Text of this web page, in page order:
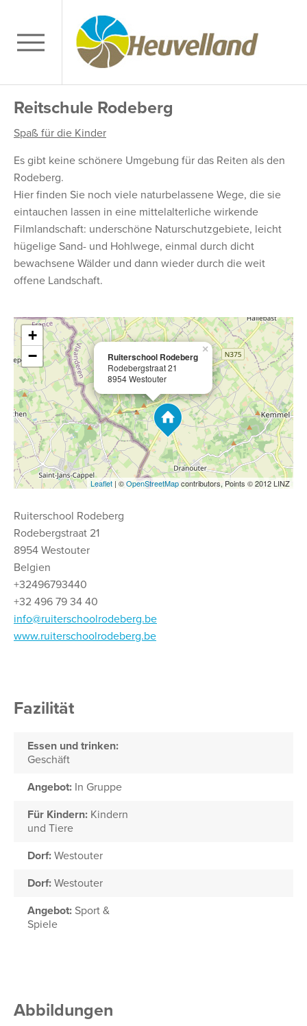
Reitschule Rodeberg
Spaß für die Kinder
Es gibt keine schönere Umgebung für das Reiten als den
Rodeberg.
Hier finden Sie noch viele naturbelassene Wege, die sie
eintauchen lassen in eine mittelalterliche wirkende
Filmlandschaft: underschöne Naturschutzgebiete, leicht
hügelige Sand- und Hohlwege, einmal durch dicht
bewachsene Wälder und dann wieder durch die weit
offene Landschaft.
Ruiterschool Rodeberg
Rodebergstraat 21
8954 Westouter
×
+
−
Leaflet | ©OpenStreetMapcontributors, Points © 2012 LINZ
Ruiterschool Rodeberg
Rodebergstraat 21
8954 Westouter
Belgien
+32496793440
+32 496 79 34 40
info@ruiterschoolrodeberg.be
www.ruiterschoolrodeberg.be
Fazilität
Essen und trinken:
Geschäft
Angebot: In Gruppe
Für Kindern: Kindern
und Tiere
Dorf: Westouter
Dorf: Westouter
Angebot: Sport &
Spiele
Abbildungen